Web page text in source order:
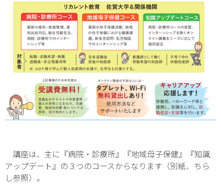
講座は、主に『病院・診療所』『地域母子保健』『知識
アップデート』の３つのコースからなります（別紙、ちら
し参照）。